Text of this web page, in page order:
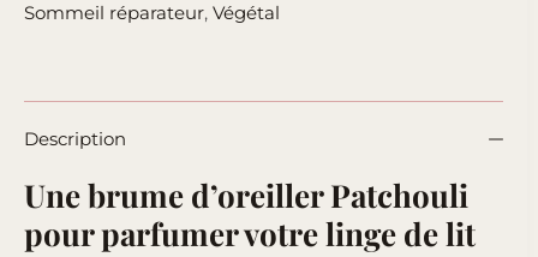
Sommeil réparateur, Végétal
Description
Une brume d’oreiller Patchouli
pour parfumer votre linge de lit